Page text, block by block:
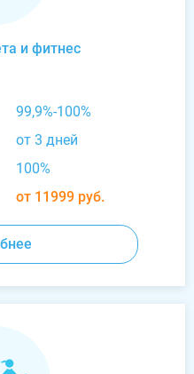
и фитнес
99,9%-100%
от 3 дней
100%
от 11999 руб.